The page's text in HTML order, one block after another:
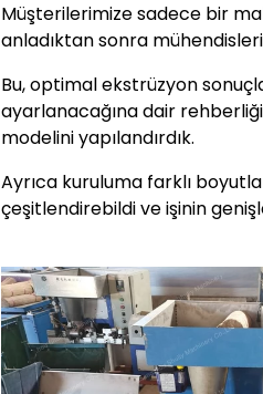
Müşterilerimize sadece bir
anladıktan sonra
Bu, optimal ekstrüzyon
ayarlanacağına dair
modelini yapılandırdık.
Ayrıca kuruluma farklı
çeşitlendirebildi ve işinin